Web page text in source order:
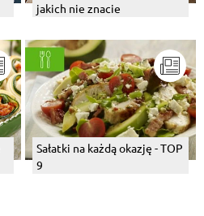
jakich nie znacie
Sałatki na każdą okazję - TOP
9